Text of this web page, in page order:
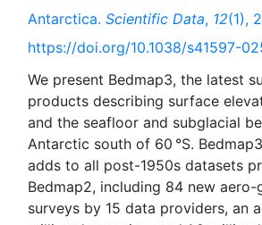
Antarctica. Scientific Data, 12(1),
https://doi.org/10.1038/s41597-
We present Bedmap3, the latest
products describing surface
and the seafloor and subglacial
Antarctic south of 60 °S.
adds to all post-1950s datasets
Bedmap2, including 84 new aero-
surveys by 15 data providers, an